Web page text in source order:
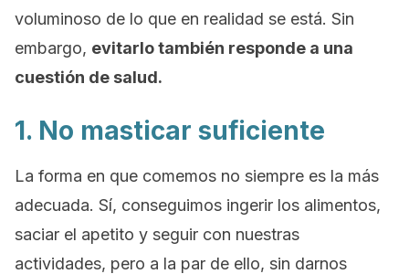
voluminoso de lo que en realidad se está. Sin
embargo, evitarlo también responde a una
cuestión de salud.
1. No masticar suficiente
La forma en que comemos no siempre es la más
adecuada. Sí, conseguimos ingerir los alimentos,
saciar el apetito y seguir con nuestras
actividades, pero a la par de ello, sin darnos